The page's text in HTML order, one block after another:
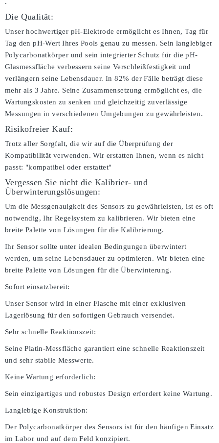
Die Qualität:
Unser hochwertiger pH-Elektrode ermöglicht es Ihnen, Tag für
Tag den pH-Wert Ihres Pools genau zu messen. Sein langlebiger
Polycarbonatkörper und sein integrierter Schutz für die pH-
Glasmessfläche verbessern seine Verschleißfestigkeit und
verlängern seine Lebensdauer. In 82% der Fälle beträgt diese
mehr als 3 Jahre. Seine Zusammensetzung ermöglicht es, die
Wartungskosten zu senken und gleichzeitig zuverlässige
Messungen in verschiedenen Umgebungen zu gewährleisten.
Risikofreier Kauf:
Trotz aller Sorgfalt, die wir auf die Überprüfung der
Kompatibilität verwenden. Wir erstatten Ihnen, wenn es nicht
passt: "kompatibel oder erstattet"
Vergessen Sie nicht die Kalibrier- und
Überwinterungslösungen:
Um die Messgenauigkeit des Sensors zu gewährleisten, ist es oft
notwendig, Ihr Regelsystem zu kalibrieren. Wir bieten eine
breite Palette von Lösungen für die Kalibrierung.
Ihr Sensor sollte unter idealen Bedingungen überwintert
werden, um seine Lebensdauer zu optimieren. Wir bieten eine
breite Palette von Lösungen für die Überwinterung.
Sofort einsatzbereit:
Unser Sensor wird in einer Flasche mit einer exklusiven
Lagerlösung für den sofortigen Gebrauch versendet.
Sehr schnelle Reaktionszeit:
Seine Platin-Messfläche garantiert eine schnelle Reaktionszeit
und sehr stabile Messwerte.
Keine Wartung erforderlich:
Sein einzigartiges und robustes Design erfordert keine Wartung.
Langlebige Konstruktion:
Der Polycarbonatkörper des Sensors ist für den häufigen Einsatz
im Labor und auf dem Feld konzipiert.